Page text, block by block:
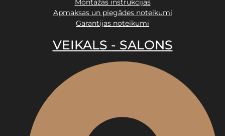
Montāžas instrukcijas
Apmaksas un piegādes noteikumi
Garantijas noteikumi
VEIKALS - SALONS